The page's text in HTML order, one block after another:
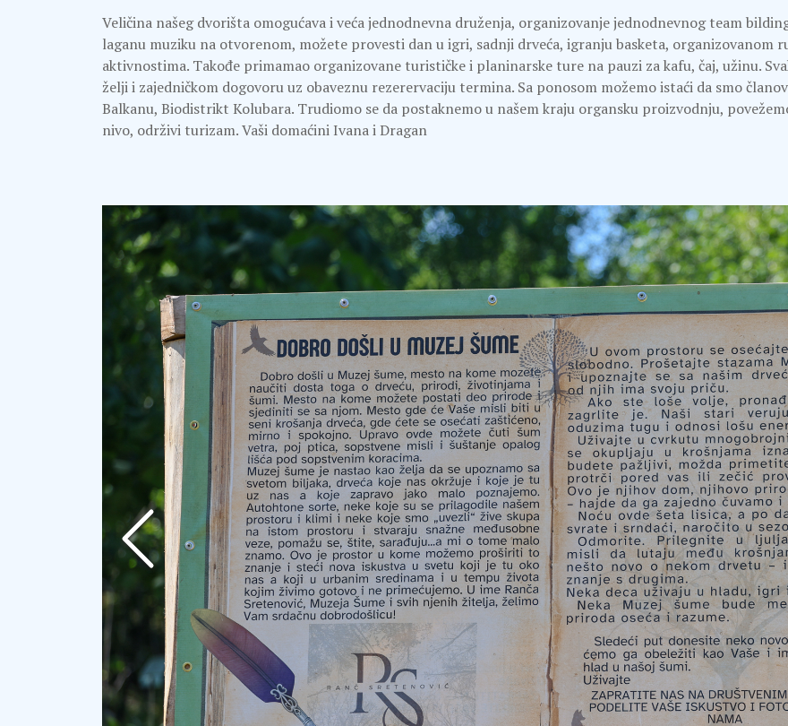
Veličina našeg dvorišta omogućava i veća jednodnevna druženja, organizovanje jednodnevnog team
laganu muziku na otvorenom, možete provesti dan u igri, sadnji drveća, igranju basketa, organizovanom
aktivnostima. Takođe primamao organizovane turističke i planinarske ture na pauzi za kafu, čaj, užinu.
želji i zajedničkom dogovoru uz obaveznu rezerervaciju termina. Sa ponosom možemo istaći da smo
Balkanu, Biodistrikt Kolubara. Trudiomo se da postaknemo u našem kraju organsku proizvodnju,
nivo, održivi turizam. Vaši domaćini Ivana i Dragan